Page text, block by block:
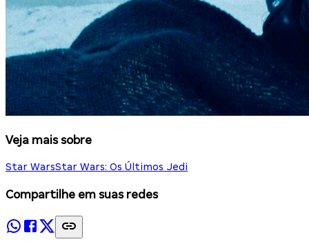
Veja mais sobre
Star WarsStar Wars: Os Últimos Jedi
Compartilhe em suas redes